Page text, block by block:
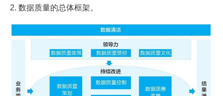
2. 数据质量的总体框架。